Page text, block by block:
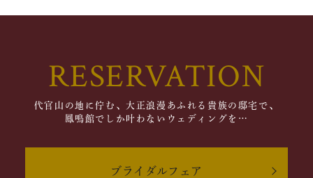
RESERVATION
代官山の地に佇む、大正浪漫あふれる貴族の邸宅で、
鳳鳴館でしか叶わないウェディングを…
ブライダルフェア